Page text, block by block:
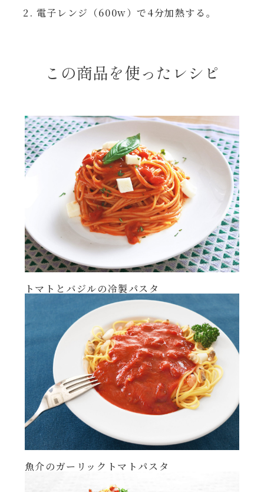
シャンタン鍋
炊飯器
ホットプレート
レンジ調理
節分
ひなまつり
こどもの日
ハロウィン
運動会
クリスマス
年末年始
ハコネーゼ 完熟トマト
ハコネーゼ ボロネーゼ
ハコネーゼ ポルチーニ
ハコネーゼ カルボナーラ
ハコネーゼ イカスミ
ハコネーゼ ボンゴレ
ハコネーゼ アラビアータ
ハコネーゼ クリーミーボロネーゼ
電子レンジ（600w）で4分加熱する。
この商品を使ったレシピ
トマトとバジルの冷製パスタ
魚介のガーリックトマトパスタ